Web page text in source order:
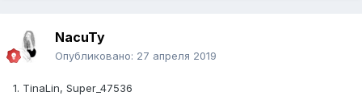
NacuTy
Опубликовано: 27 апреля 2019
1. TinaLin, Super_47536